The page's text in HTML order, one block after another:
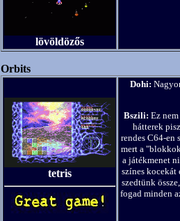
lövöldözős
Orbits
tetris
Dohi:
Bszili: Ez
hátterek
rendes C64-en
mert a
a játékmenet
színes kocekát
szedtünk
fogad minden